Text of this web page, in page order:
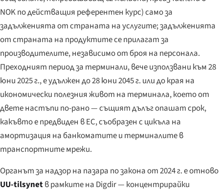
NOK по действащия референтен курс) само за
задълженията от страната на услугите; задълженията
от страната на продуктите се прилагат за
производителите, независимо от броя на персонала.
Преходният период за терминали, вече използвани към 28
юни 2025 г., е удължен до 28 юни 2045 г. или до края на
икономически полезния живот на терминала, което от
двете настъпи по-рано — същият дълъг опашат срок,
какъвто е предвиден в ЕС, съобразен с цикъла на
амортизация на банкоматите и терминалите в
транспортните мрежи.
Органът за надзор на пазара по закона от 2024 г. е отново
UU-tilsynetв рамките на Digdir — концентрирайки